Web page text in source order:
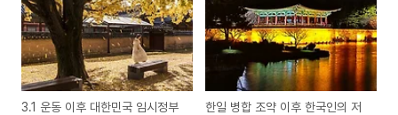
3.1 운동 이후 대한민국 임시정부
한일 병합 조약 이후 한국인의 저